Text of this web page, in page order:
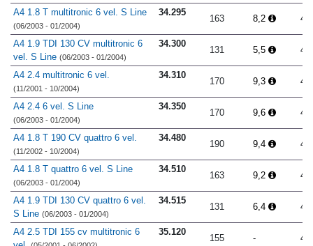
A4 1.8 T multitronic 6 vel. S Line
(06/2003 - 01/2004)
34.295
163 8,2
A4 1.9 TDI 130 CV multitronic 6
vel. S Line (06/2003 - 01/2004)
34.300
131 5,5
A4 2.4 multitronic 6 vel.
(11/2001 - 10/2004)
34.310
170 9,3
A4 2.4 6 vel. S Line
(06/2003 - 01/2004)
34.350
170 9,6
A4 1.8 T 190 CV quattro 6 vel.
(11/2002 - 10/2004)
34.480
190 9,4
A4 1.8 T quattro 6 vel. S Line
(06/2003 - 01/2004)
34.510
163 9,2
A4 1.9 TDI 130 CV quattro 6 vel.
S Line (06/2003 - 01/2004)
34.515
131 6,4
A4 2.5 TDI 155 cv multitronic 6
35.120
155 -